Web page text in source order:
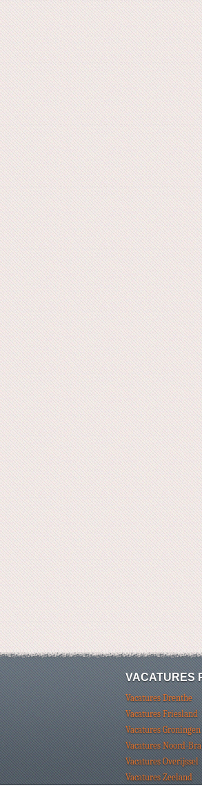
VACATURES
Vacatures Drenthe
Vacatures Friesland
Vacatures Groningen
Vacatures Noord-
Vacatures Overijssel
Vacatures Zeeland